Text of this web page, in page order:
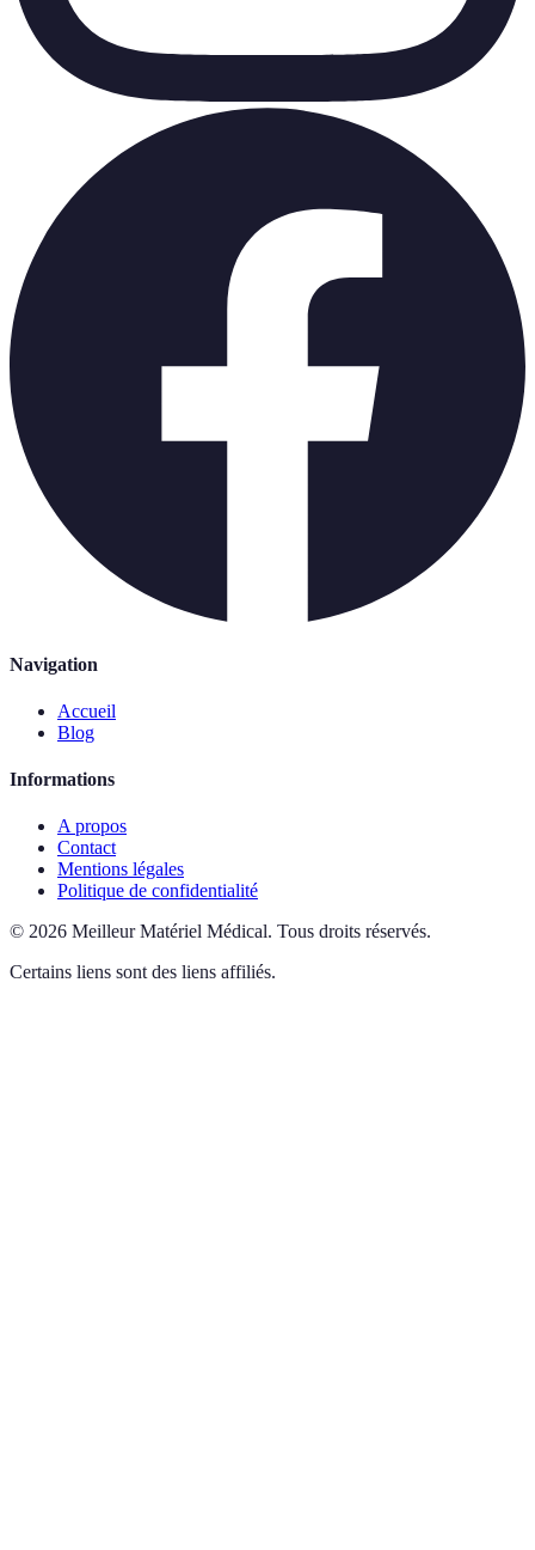
Navigation
Accueil
Blog
Informations
A propos
Contact
Mentions légales
Politique de confidentialité
© 2026 Meilleur Matériel Médical. Tous droits réservés.
Certains liens sont des liens affiliés.